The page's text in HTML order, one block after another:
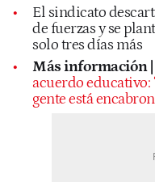
El sindicato
de fuerzas y se
solo tres días más
Más información |
acuerdo educativo:
gente está